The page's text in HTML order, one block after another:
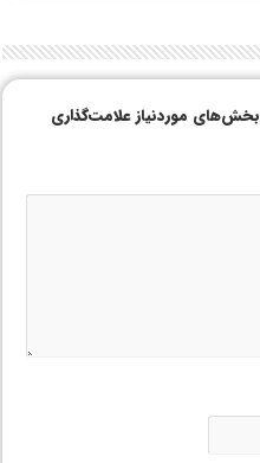
بخش‌های موردنیاز علامت‌گذاری